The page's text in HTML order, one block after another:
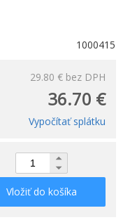
1000415
29.80 € bez DPH
36.70 €
Vypočítať splátku
Vložiť do košíka